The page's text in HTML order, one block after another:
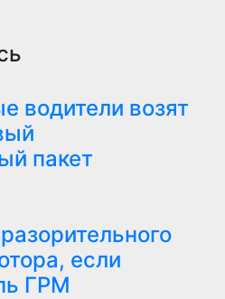
водители возят
пакет
если
ГРМ